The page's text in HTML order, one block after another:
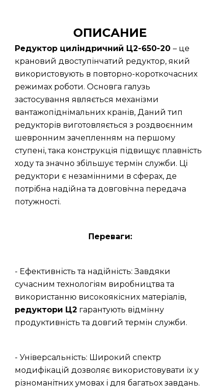
ОПИСАНИЕ
Редуктор циліндричний Ц2-650-20 – це
крановий двоступінчатий редуктор, який
використовують в повторно-короткочасних
режимах роботи. Основга галузь
застосування являється механізми
вантажопіднімальних кранів, Даний тип
редукторів виготовляється з роздвоєнним
шевронним зачепленням на першому
ступені, така конструкція підвищує плавність
ходу та значно збільшує термін служби. Ці
редуктори є незамінними в сферах, де
потрібна надійна та довговічна передача
потужності.
Переваги:
- Ефективність та надійність: Завдяки
сучасним технологіям виробництва та
використанню високоякісних матеріалів,
редуктори Ц2 гарантують відмінну
продуктивність та довгий термін служби.
- Універсальність: Широкий спектр
модифікацій дозволяє використовувати їх у
різноманітних умовах і для багатьох завдань.